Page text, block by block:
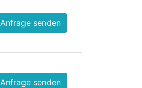
Anfrage senden
Anfrage senden